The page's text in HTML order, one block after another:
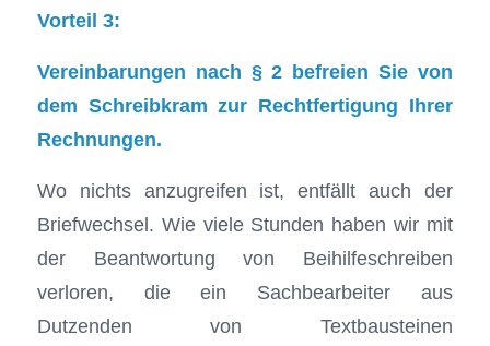
Vorteil 3:
Vereinbarungen nach § 2 befreien Sie von
dem Schreibkram zur Rechtfertigung Ihrer
Rechnungen.
Wo nichts anzugreifen ist, entfällt auch der
Briefwechsel. Wie viele Stunden haben wir mit
der Beantwortung von Beihilfeschreiben
verloren, die ein Sachbearbeiter aus
Dutzenden von Textbausteinen